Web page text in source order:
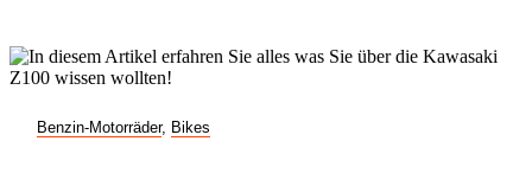
Benzin-Motorräder, Bikes